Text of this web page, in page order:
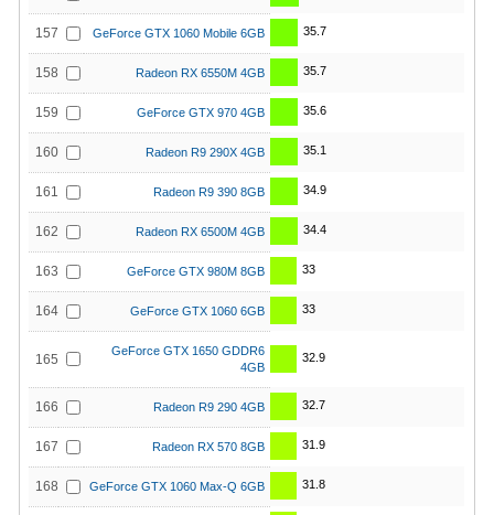
157 GeForce GTX 1060 Mobile 6GB 35.7
158 Radeon RX 6550M 4GB 35.7
159 GeForce GTX 970 4GB 35.6
160 Radeon R9 290X 4GB 35.1
161 Radeon R9 390 8GB 34.9
162 Radeon RX 6500M 4GB 34.4
163 GeForce GTX 980M 8GB 33
164 GeForce GTX 1060 6GB 33
165
GeForce GTX 1650 GDDR6
4GB
32.9
166 Radeon R9 290 4GB 32.7
167 Radeon RX 570 8GB 31.9
168 GeForce GTX 1060 Max-Q 6GB 31.8